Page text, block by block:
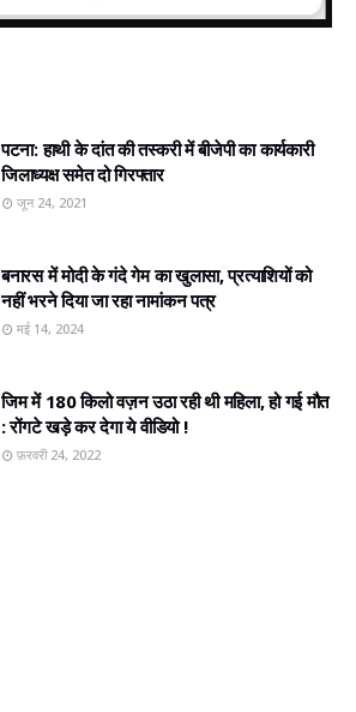
पटना: हाथी के दांत की तस्करी में बीजेपी का कार्यकारी
जिलाध्यक्ष समेत दो गिरफ्तार
जून 24, 2021
बनारस में मोदी के गंदे गेम का खुलासा, प्रत्‍याशियों को
नहीं भरने दिया जा रहा नामांकन पत्र
मई 14, 2024
जिम में 180 किलो वज़न उठा रही थी महिला, हो गई मौत
: रोंगटे खड़े कर देगा ये वीडियो !
फ़रवरी 24, 2022